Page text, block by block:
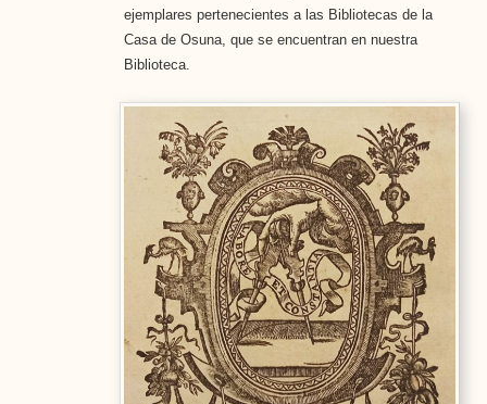
ejemplares pertenecientes a las Bibliotecas de la
Casa de Osuna, que se encuentran en nuestra
Biblioteca.